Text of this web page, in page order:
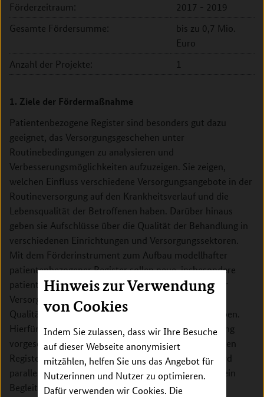
Hinweis zur Verwendung
von Cookies
Indem Sie zulassen, dass wir Ihre Besuche
auf dieser Webseite anonymisiert
mitzählen, helfen Sie uns das Angebot für
Nutzerinnen und Nutzer zu optimieren.
Dafür verwenden wir Cookies. Die
Förderzeitraum:
2017 - 2019
Gesamte Fördersumme:
bis zu 0,7 Mio.
Euro
Anzahl der Projekte:
1
1. Ziele der Fördermaßnahme
Patientenbezogene Register sind besonders gut dazu
geeignet, das Versorgungsgeschehen unter
Routinebedingungen zu analysieren und
Verbesserungsmöglichkeiten aufzuzeigen. Sie zeigen,
welchen Einfluss verschiedene Versorgungsangebote in der
Routineversorgung auf den Krankheitsverlauf und die
Lebensqualität der Betroffenen haben. Darüber hinaus
geben sie Aufschlüsse über die Qualität der Behandlung in
verschiedenen Einrichtungen und Versorgungssektoren.
Mit dem Förderinstrument zum Aufbau modellhafter
patientenbezogener Register sollen neue, insbesondere
patientenbezogener Register zu wichtigen Fragen der
Versorgungsforschung unterstützt werden, die hohe
Qualitätsstandards erfüllen und Modellcharakter haben.
Hierfür ist eine zeitlich begrenzte Anschubfinanzierung
vorgesehen. Um eine hohe Qualität der aufzubauenden
Register und einen Modellcharakter zu erreichen, wird
parallel zum Beginn der Konzeptentwicklungsphase ein
Begleitprojekt gefördert.